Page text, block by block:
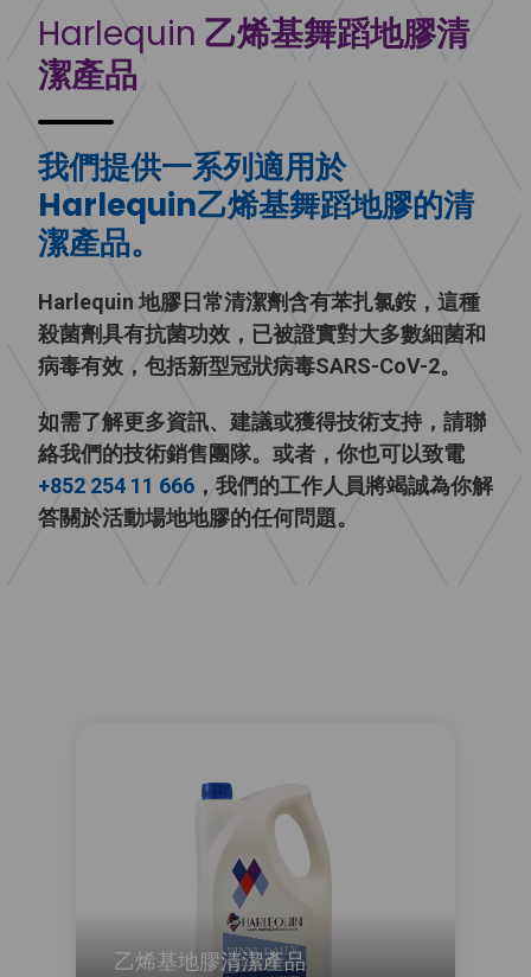
Harlequin 乙烯基舞蹈地膠清
潔產品
我們提供一系列適用於
Harlequin乙烯基舞蹈地膠的清
潔產品。
Harlequin 地膠日常清潔劑含有苯扎氯銨，這種
殺菌劑具有抗菌功效，已被證實對大多數細菌和
病毒有效，包括新型冠狀病毒SARS-CoV-2。
如需了解更多資訊、建議或獲得技術支持，請聯
絡我們的技術銷售團隊。或者，你也可以致電
+852 254 11 666 ，我們的工作人員將竭誠為你解
答關於活動場地地膠的任何問題。
乙烯基地膠清潔產品